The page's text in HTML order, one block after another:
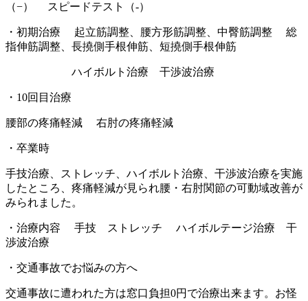
（−） スピードテスト（‐）
・初期治療 起立筋調整、腰方形筋調整、中臀筋調整 総
指伸筋調整、長撓側手根伸筋、短撓側手根伸筋
ハイボルト治療 干渉波治療
・10回目治療
腰部の疼痛軽減 右肘の疼痛軽減
・卒業時
手技治療、ストレッチ、ハイボルト治療、干渉波治療を実施
したところ、疼痛軽減が見られ腰・右肘関節の可動域改善が
みられました。
・治療内容 手技 ストレッチ ハイボルテージ治療 干
渉波治療
・交通事故でお悩みの方へ
交通事故に遭われた方は窓口負担0円で治療出来ます。お怪